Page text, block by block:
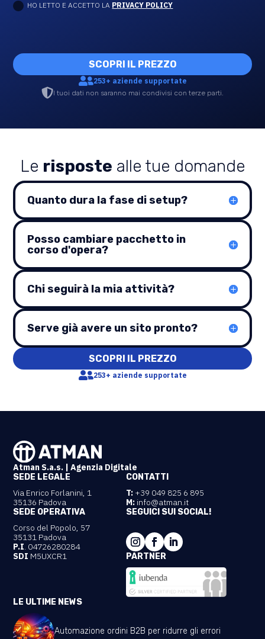
HO LETTO E ACCETTO LA PRIVACY POLICY
SCOPRI IL PREZZO
253+ aziende supportate
I tuoi dati non saranno mai condivisi con terze parti.
Le risposte alle tue domande
Quanto dura la fase di setup?
Posso cambiare pacchetto in
corso d'opera?
Chi seguirà la mia attività?
Serve già avere un sito pronto?
SCOPRI IL PREZZO
253+ aziende supportate
Atman S.a.s. | Agenzia Digitale
SEDE LEGALE
Via Enrico Forlanini, 1
35136 Padova
SEDE OPERATIVA
Corso del Popolo, 57
35131 Padova
P.I. 04726280284
SDI M5UXCR1
CONTATTI
T: +39 049 825 6 895
M: info@atman.it
SEGUICI SUI SOCIAL!
PARTNER
LE ULTIME NEWS
Automazione ordini B2B per ridurre gli errori